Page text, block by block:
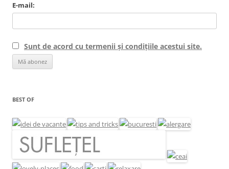
E-mail:
Sunt de acord cu termenii și condițiile acestui site.
BEST OF